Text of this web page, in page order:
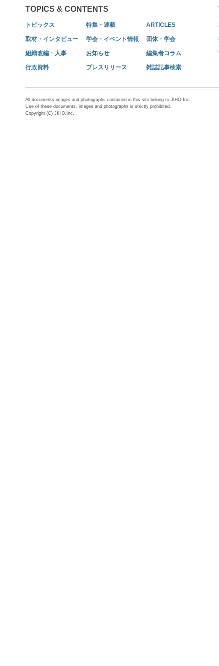
TOPICS & CONTENTS
トピックス 特集・連載 ARTICLES
取材・インタビュー 学会・イベント情報 団体・学会
組織改編・人事 お知らせ 編集者コラム
行政資料 プレスリリース 雑誌記事検索
All documents,images and photographs contained in this site belong to JIHO,Inc.
Use of these documents, images and photographs is strictly prohibited.
Copyright (C) JIHO,Inc.